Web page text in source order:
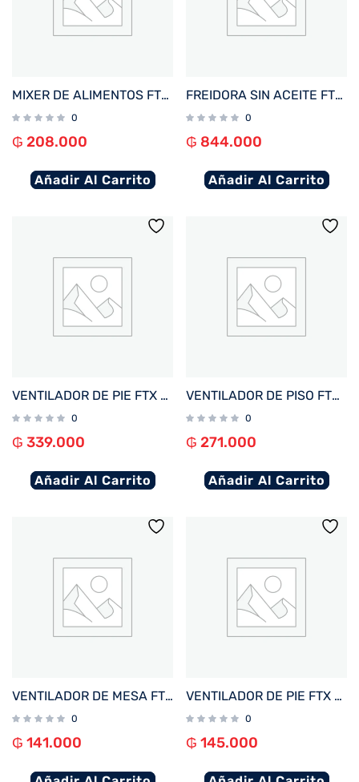
MIXER DE ALIMENTOS FTX 1000W 220V 3 EN 1 CON VASO INOX HB2-01
0
₲ 208.000
Añadir Al Carrito
FREIDORA SIN ACEITE FTX AF2-12V1 ELITE 12L 1800W 220V NEGRO DIGITAL
0
₲ 844.000
Añadir Al Carrito
VENTILADOR DE PIE FTX 3 VEL BRISA 60W 220V METAL/NEGRO FS-40MF
0
₲ 339.000
Añadir Al Carrito
VENTILADOR DE PISO FTX 3 VEL RAFAGA 90W 220V PLAST/NEGRO KYT50-7
0
₲ 271.000
Añadir Al Carrito
VENTILADOR DE MESA FTX 3 VEL AURA 45W 220V NEG/MET HB-TF-15-02
0
₲ 141.000
VENTILADOR DE PIE FTX 3 VEL CONFORT 70W 220V PLAST/NEGRO HB-EF-02
0
₲ 145.000